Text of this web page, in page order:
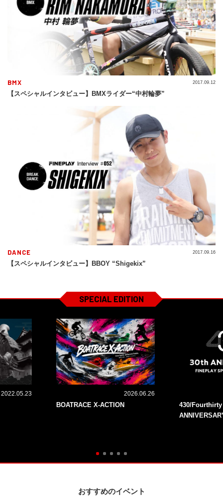
BMX
【スペシャルインタビュー】BMXライダー“中村輪夢”
2017.09.12
DANCE
【スペシャルインタビュー】BBOY “Shigekix”
2017.09.16
SPECIAL EDITION
2022.05.23 2026.06.26
BOATRACE X-ACTION
430/
おすすめのイベント